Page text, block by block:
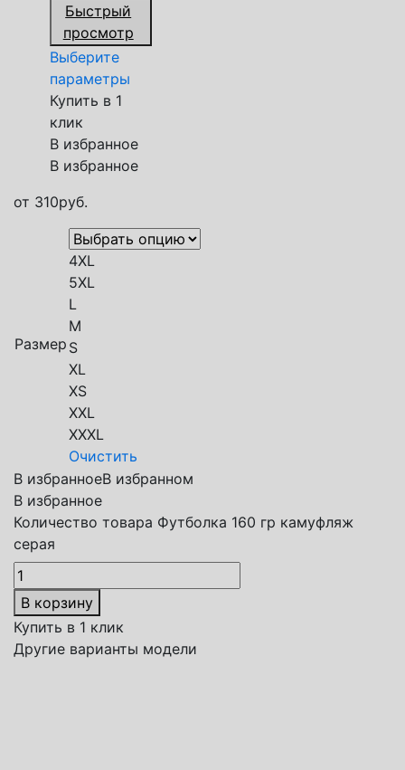
Быстрый
просмотр
Выберите
параметры
Купить в 1
клик
В избранное
В избранное
от 310руб.
Размер
4XL
5XL
L
M
S
XL
XS
XXL
XXXL
Очистить
В избранноеВ избранном
В избранное
Количество товара Футболка 160 гр камуфляж
серая
В корзину
Купить в 1 клик
Другие варианты модели